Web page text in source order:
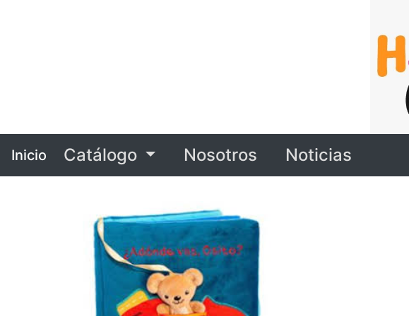
Inicio Catálogo Nosotros Noticias